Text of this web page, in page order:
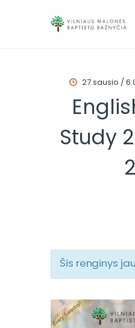
27 sausio /
Study
PAGRINDINIS
APIE MUS
APSILANKYKITE
PAMOKSLAI
Šis renginys